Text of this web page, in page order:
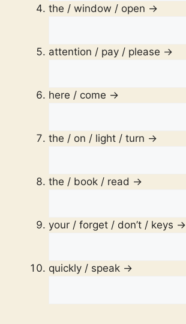
the / window / open →
attention / pay / please →
here / come →
the / on / light / turn →
the / book / read →
your / forget / don’t / keys →
quickly / speak →